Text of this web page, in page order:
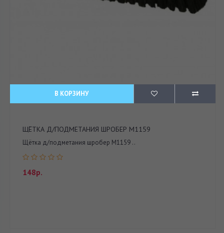
В КОРЗИНУ
ЩЁТКА Д/ПОДМЕТАНИЯ ШРОБЕР М1159
Щётка д/подметания шробер М1159 ..
148р.